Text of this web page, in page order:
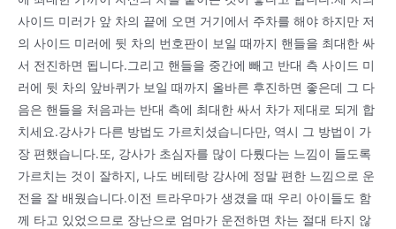
사이드 미러가 앞 차의 끝에 오면 거기에서 주차를 해야 하지만 저
의 사이드 미러에 뒷 차의 번호판이 보일 때까지 핸들을 최대한 싸
서 전진하면 됩니다.그리고 핸들을 중간에 빼고 반대 측 사이드 미
러에 뒷 차의 앞바퀴가 보일 때까지 올바른 후진하면 좋은데 그 다
음은 핸들을 처음과는 반대 측에 최대한 싸서 차가 제대로 되게 합
치세요.강사가 다른 방법도 가르치셨습니다만, 역시 그 방법이 가
장 편했습니다.또, 강사가 초심자를 많이 다뤘다는 느낌이 들도록
가르치는 것이 잘하지, 나도 베테랑 강사에 정말 편한 느낌으로 운
전을 잘 배웠습니다.이전 트라우마가 생겼을 때 우리 아이들도 함
께 타고 있었으므로 장난으로 엄마가 운전하면 차는 절대 타지 않